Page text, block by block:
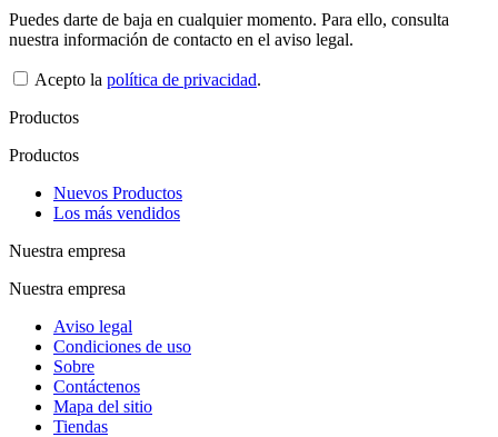
Puedes darte de baja en cualquier momento. Para ello, consulta
nuestra información de contacto en el aviso legal.
Acepto la política de privacidad.
Productos
Productos
Nuevos Productos
Los más vendidos
Nuestra empresa
Nuestra empresa
Aviso legal
Condiciones de uso
Sobre
Contáctenos
Mapa del sitio
Tiendas